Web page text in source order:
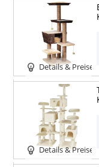
Details & Preise
Details & Preise